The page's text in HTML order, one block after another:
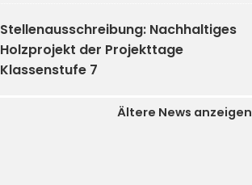
Stellenausschreibung: Nachhaltiges
Holzprojekt der Projekttage
Klassenstufe 7
Ältere News anzeigen